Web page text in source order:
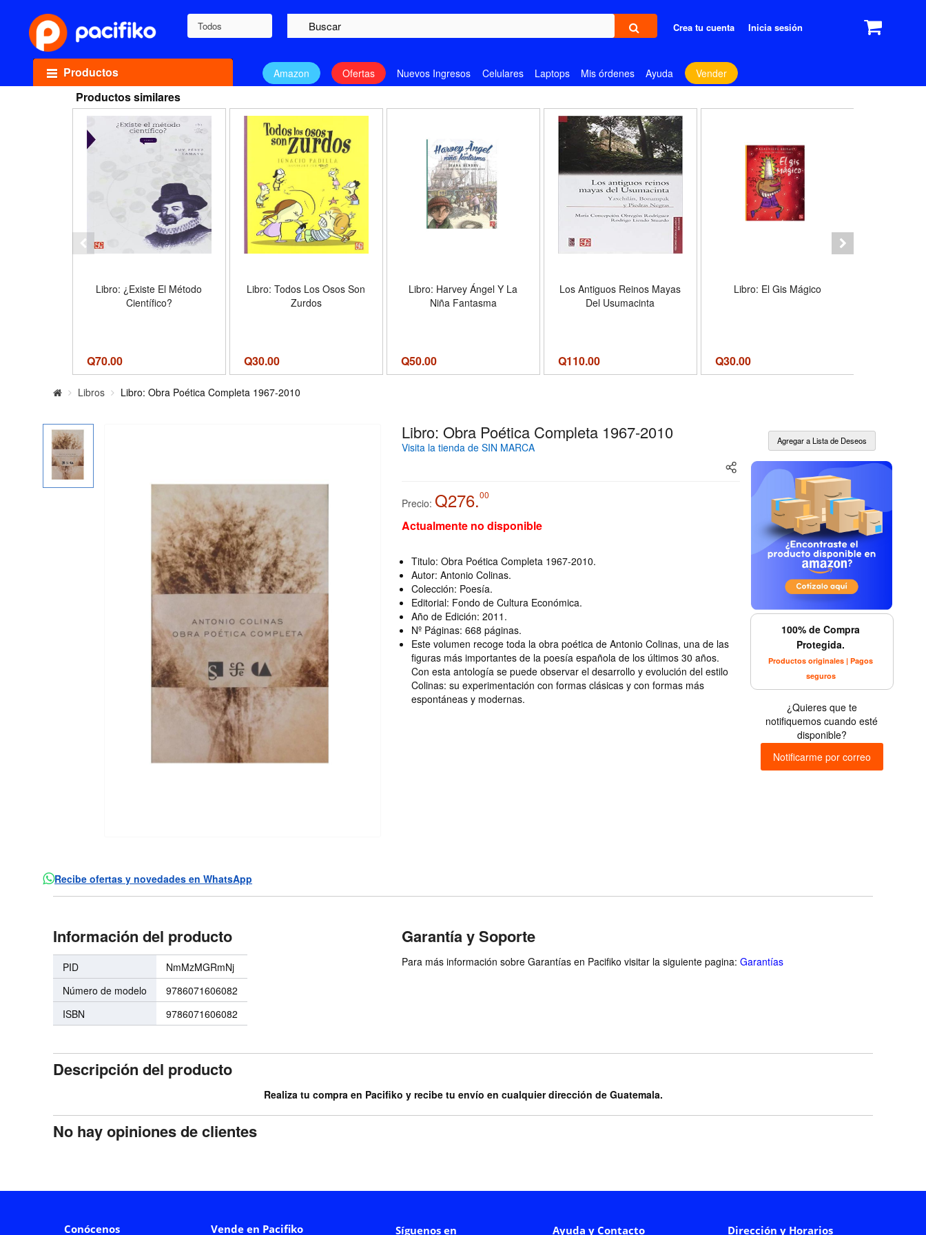
Todos Crea tu cuenta Inicia sesión
Productos Amazon Ofertas Nuevos Ingresos Celulares Laptops Mis órdenes Ayuda Vender
Productos similares
Libro: ¿Existe El Método
Científico?
Q70.00
Libro: Todos Los Osos Son
Zurdos
Q30.00
Libro: Harvey Ángel Y La
Niña Fantasma
Q50.00
Los Antiguos Reinos Mayas
Del Usumacinta
Q110.00
Libro: El Gis Mágico
Q30.00
Libros Libro: Obra Poética Completa 1967-2010
Libro: Obra Poética Completa 1967-2010
Visita la tienda de SIN MARCA
Precio: Q276.00
Actualmente no disponible
Titulo: Obra Poética Completa 1967-2010.
Autor: Antonio Colinas.
Colección: Poesía.
Editorial: Fondo de Cultura Económica.
Año de Edición: 2011.
Nº Páginas: 668 páginas.
Este volumen recoge toda la obra poética de Antonio Colinas, una de las
figuras más importantes de la poesía española de los últimos 30 años.
Con esta antología se puede observar el desarrollo y evolución del estilo
Colinas: su experimentación con formas clásicas y con formas más
espontáneas y modernas.
100% de Compra
Protegida.
Productos originales | Pagos
seguros
¿Quieres que te
notifiquemos cuando esté
disponible?
Notificarme por correo
Recibe ofertas y novedades en WhatsApp
Información del producto
PID
NmMzMGRmNj
Número de modelo
9786071606082
ISBN
9786071606082
Garantía y Soporte
Para más información sobre Garantías en Pacifiko visitar la siguiente pagina: Garantías
Descripción del producto
Realiza tu compra en Pacifiko y recibe tu envío en cualquier dirección de Guatemala.
No hay opiniones de clientes
Conócenos Vende en Pacifiko Síguenos en Ayuda y Contacto Dirección y Horarios